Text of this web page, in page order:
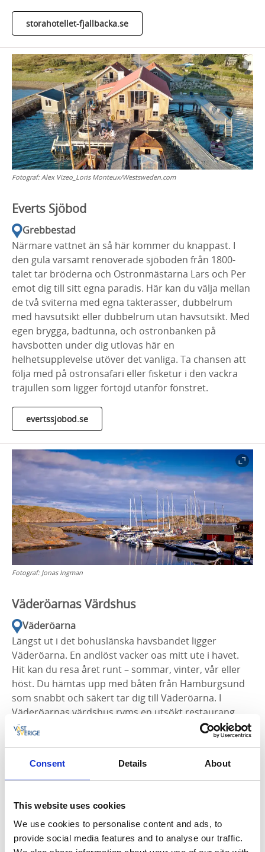
Consent Details About
This website uses cookies
We use cookies to personalise content and ads, to
provide social media features and to analyse our traffic.
storahotellet-fjallbacka.se
Fotograf:Alex Vizeo_Loris Monteux/Westsweden.com
Everts Sjöbod
Grebbestad
Närmare vattnet än så här kommer du knappast. I
den gula varsamt renoverade sjöboden från 1800-
talet tar bröderna och Ostronmästarna Lars och Per
emot dig till sitt egna paradis. Här kan du välja mellan
de två sviterna med egna takterasser, dubbelrum
med havsutsikt eller dubbelrum utan havsutsikt. Med
egen brygga, badtunna, och ostronbanken på
havsbotten under dig utlovas här en
helhetsupplevelse utöver det vanliga. Ta chansen att
följa med på ostronsafari eller fisketur i den vackra
träjullen som ligger förtöjd utanför fönstret.
evertssjobod.se
Fotograf: Jonas Ingman
Väderöarnas Värdshus
Väderöarna
Längst ut i det bohuslänska havsbandet ligger
Väderöarna. En andlöst vacker oas mitt ute i havet.
Hit kan du resa året runt – sommar, vinter, vår eller
höst. Du hämtas upp med båten från Hamburgsund
som snabbt och säkert tar dig till Väderöarna. I
Väderöarnas värdshus ryms en utsökt restaurang
och mysigt boende för dig som vill stanna lite längre.
Här välkomnas både privata gäster och företag som
Missa inte att njuta av en stund av total avslappning i
bastun eller ett dopp i den saltvattenfyllda
skaldjursupplevelser som erbjuds.
vaderoarna.com